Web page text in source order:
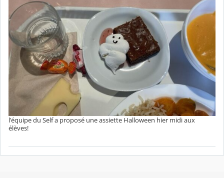
l'équipe du Self a proposé une assiette Halloween hier midi aux
élèves!